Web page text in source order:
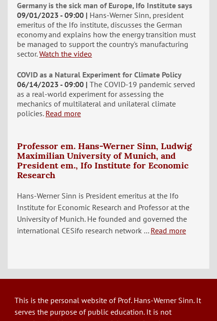
Germany is the sick man of Europe, Ifo Institute says
09/01/2023 - 09:00
Hans-Werner Sinn, president
emeritus of the Ifo institute, discusses the German
economy and explains how the energy transition must
be managed to support the country's manufacturing
sector. Watch the video
COVID as a Natural Experiment for Climate Policy
06/14/2023 - 09:00 The COVID-19 pandemic served
as a real-world experiment for assessing the
mechanics of multilateral and unilateral climate
policies. Read more
Professor em. Hans-Werner Sinn, Ludwig
Maximilian University of Munich, and
President em., Ifo Institute for Economic
Research
Hans-Werner Sinn is President emeritus at the Ifo
Institute for Economic Research and Professor at the
University of Munich. He founded and governed the
international CESifo research network ... Read more
This is the personal website of Prof. Hans-Werner Sinn. It
serves the purpose of public education. It is not